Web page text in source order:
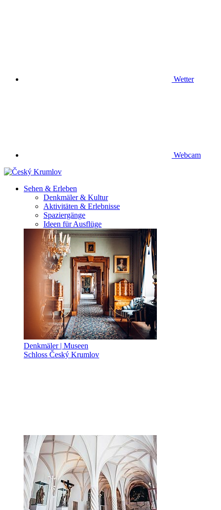
Wetter
Webcam
Sehen & Erleben
Denkmäler & Kultur
Aktivitäten & Erlebnisse
Spaziergänge
Ideen für Ausflüge
Denkmäler | Museen
Schloss Český Krumlov